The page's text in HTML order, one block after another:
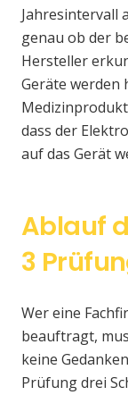
Jahresintervall
genau ob der
Hersteller
Geräte werden
dass der
auf das Gerät
Ablauf
3
Wer eine
beauftragt,
keine
Prüfung drei